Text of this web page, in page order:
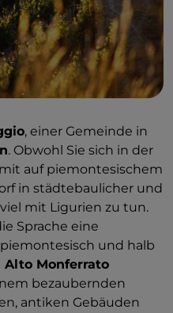
, einer Gemeinde in
. Obwohl Sie sich in der
auf piemontesischem
in städtebaulicher und
mit Ligurien zu tun.
Sprache eine
und halb
Alto Monferrato
bezaubernden
antiken Gebäuden